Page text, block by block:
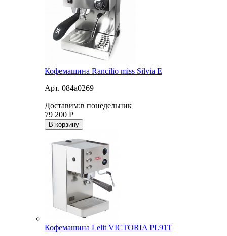
Кофемашина Rancilio miss Silvia E
Арт. 084a0269
Доставим:в понедельник
79 200 Р
В корзину
Кофемашина Lelit VICTORIA PL91T